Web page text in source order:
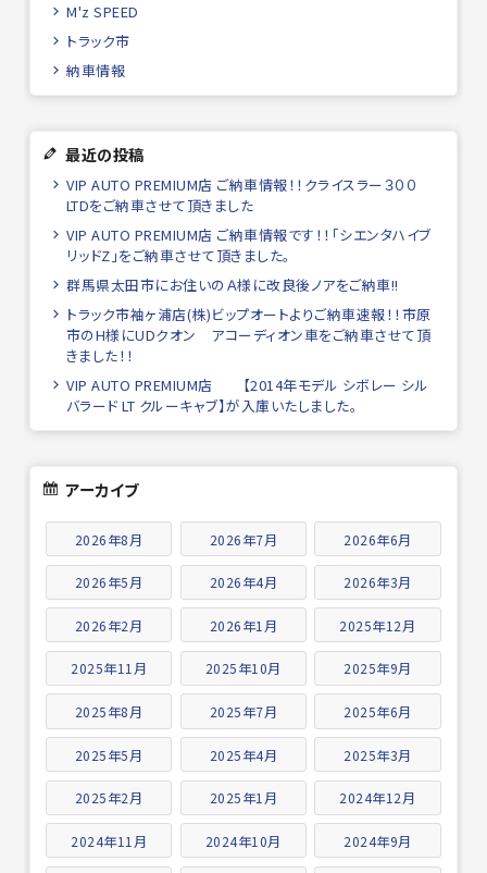
M'z SPEED
トラック市
納車情報
最近の投稿
VIP AUTO PREMIUM店 ご納車情報！！クライスラー３００
LTDをご納車させて頂きました
VIP AUTO PREMIUM店 ご納車情報です！！「シエンタハイブ
リッドZ」をご納車させて頂きました。
群馬県太田市にお住いのＡ様に改良後ノアをご納車!!
トラック市袖ヶ浦店(株)ビップオートよりご納車速報！！市原
市のH様にUDクオン アコーディオン車をご納車させて頂
きました！！
VIP AUTO PREMIUM店 【2014年モデル シボレー シル
バラード LT クルーキャブ】が入庫いたしました。
アーカイブ
2026年8月 2026年7月 2026年6月
2026年5月 2026年4月 2026年3月
2026年2月 2026年1月 2025年12月
2025年11月 2025年10月 2025年9月
2025年8月 2025年7月 2025年6月
2025年5月 2025年4月 2025年3月
2025年2月 2025年1月 2024年12月
2024年11月 2024年10月 2024年9月